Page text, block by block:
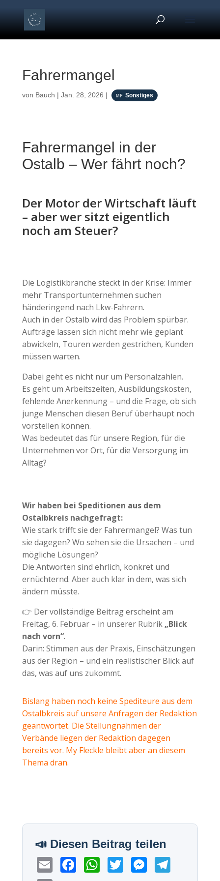
Fahrermangel
von Bauch | Jan. 28, 2026 | Sonstiges
Fahrermangel in der
Ostalb – Wer fährt noch?
Der Motor der Wirtschaft läuft
– aber wer sitzt eigentlich
noch am Steuer?
Die Logistikbranche steckt in der Krise: Immer
mehr Transportunternehmen suchen
händeringend nach Lkw-Fahrern.
Auch in der Ostalb wird das Problem spürbar.
Aufträge lassen sich nicht mehr wie geplant
abwickeln, Touren werden gestrichen, Kunden
müssen warten.
Dabei geht es nicht nur um Personalzahlen.
Es geht um Arbeitszeiten, Ausbildungskosten,
fehlende Anerkennung – und die Frage, ob sich
junge Menschen diesen Beruf überhaupt noch
vorstellen können.
Was bedeutet das für unsere Region, für die
Unternehmen vor Ort, für die Versorgung im
Alltag?
Wir haben bei Speditionen aus dem
Ostalbkreis nachgefragt:
Wie stark trifft sie der Fahrermangel? Was tun
sie dagegen? Wo sehen sie die Ursachen – und
mögliche Lösungen?
Die Antworten sind ehrlich, konkret und
ernüchternd. Aber auch klar in dem, was sich
ändern müsste.
👉 Der vollständige Beitrag erscheint am
Freitag, 6. Februar – in unserer Rubrik „Blick
nach vorn“.
Darin: Stimmen aus der Praxis, Einschätzungen
aus der Region – und ein realistischer Blick auf
das, was auf uns zukommt.
Bislang haben noch keine Spediteure aus dem
Ostalbkreis auf unsere Anfragen der Redaktion
geantwortet. Die Stellungnahmen der
Verbände liegen der Redaktion dagegen
bereits vor. My Fleckle bleibt aber an diesem
Thema dran.
E
W
M